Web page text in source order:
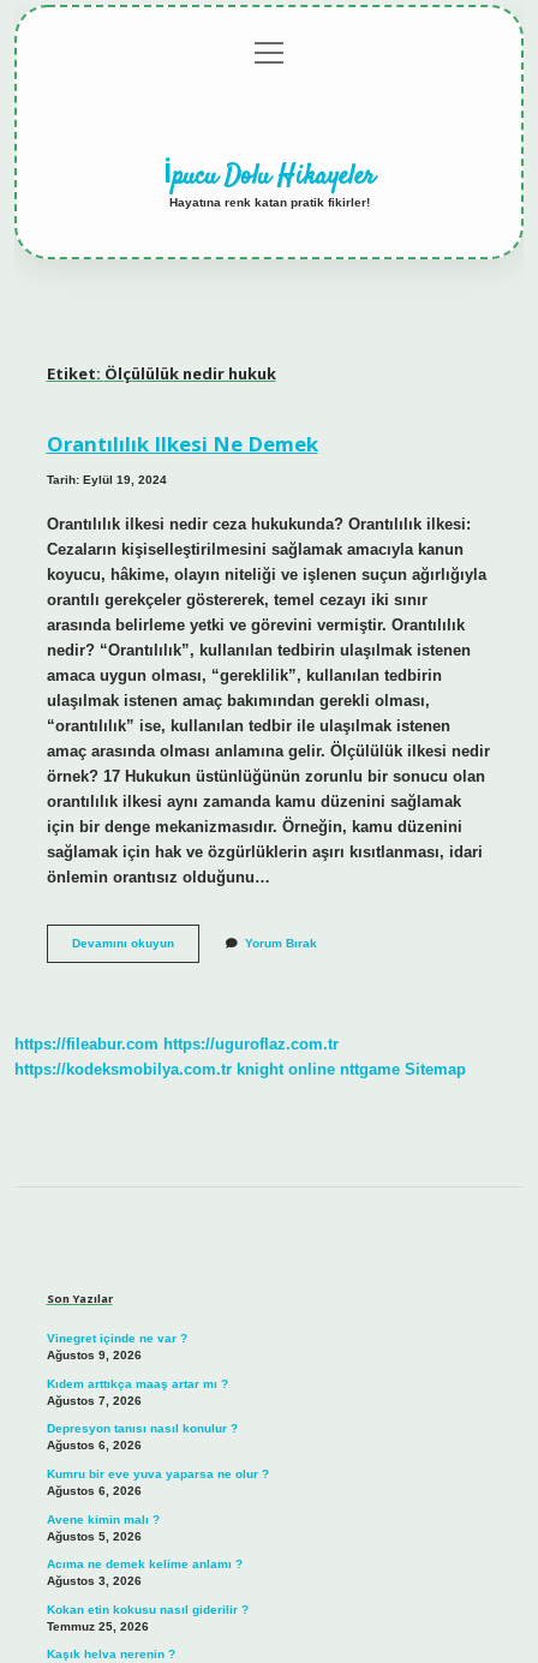
menüyü
aç
İpucu Dolu Hikayeler
Hayatına renk katan pratik fikirler!
Etiket: Ölçülülük nedir hukuk
Orantılılık Ilkesi Ne Demek
Tarih: Eylül 19, 2024
Orantılılık ilkesi nedir ceza hukukunda? Orantılılık ilkesi:
Cezaların kişiselleştirilmesini sağlamak amacıyla kanun
koyucu, hâkime, olayın niteliği ve işlenen suçun ağırlığıyla
orantılı gerekçeler göstererek, temel cezayı iki sınır
arasında belirleme yetki ve görevini vermiştir. Orantılılık
nedir? “Orantılılık”, kullanılan tedbirin ulaşılmak istenen
amaca uygun olması, “gereklilik”, kullanılan tedbirin
ulaşılmak istenen amaç bakımından gerekli olması,
“orantılılık” ise, kullanılan tedbir ile ulaşılmak istenen
amaç arasında olması anlamına gelir. Ölçülülük ilkesi nedir
örnek? 17 Hukukun üstünlüğünün zorunlu bir sonucu olan
orantılılık ilkesi aynı zamanda kamu düzenini sağlamak
için bir denge mekanizmasıdır. Örneğin, kamu düzenini
sağlamak için hak ve özgürlüklerin aşırı kısıtlanması, idari
önlemin orantısız olduğunu…
Devamını okuyunOrantılılık
Yorum Bırak
https://fileabur.com https://uguroflaz.com.tr
https://kodeksmobilya.com.tr knight online nttgame Sitemap
Son Yazılar
Vinegret içinde ne var ?
Ağustos 9, 2026
Kıdem arttıkça maaş artar mı ?
Ağustos 7, 2026
Depresyon tanısı nasıl konulur ?
Ağustos 6, 2026
Kumru bir eve yuva yaparsa ne olur ?
Ağustos 6, 2026
Avene kimin malı ?
Ağustos 5, 2026
Acıma ne demek kelime anlamı ?
Ağustos 3, 2026
Kokan etin kokusu nasıl giderilir ?
Temmuz 25, 2026
Kaşık helva nerenin ?